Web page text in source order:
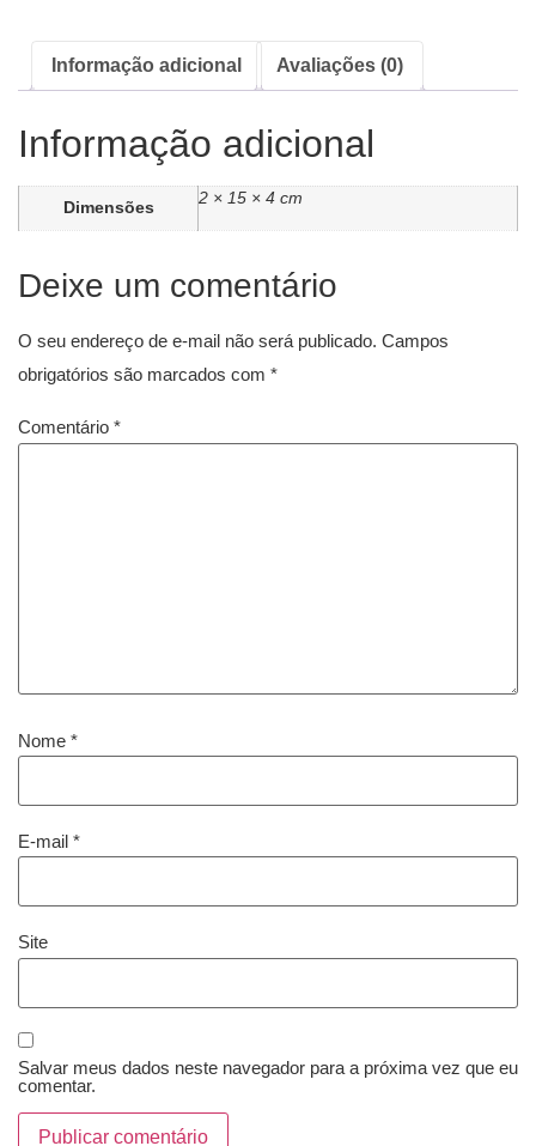
Informação adicional Avaliações (0)
Informação adicional
Dimensões
2 × 15 × 4 cm
Deixe um comentário
O seu endereço de e-mail não será publicado. Campos
obrigatórios são marcados com *
Comentário *
Nome *
E-mail *
Site
Salvar meus dados neste navegador para a próxima vez que eu
comentar.